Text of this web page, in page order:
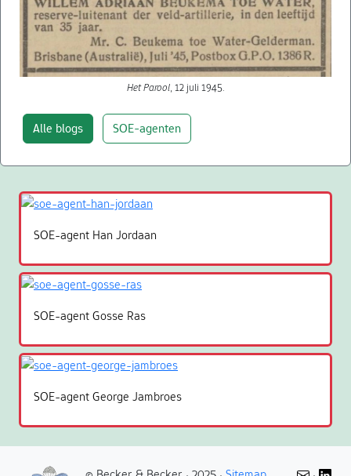
Het Parool, 12 juli 1945.
Alle blogs SOE-agenten
SOE-agent Han Jordaan
SOE-agent Gosse Ras
SOE-agent George Jambroes